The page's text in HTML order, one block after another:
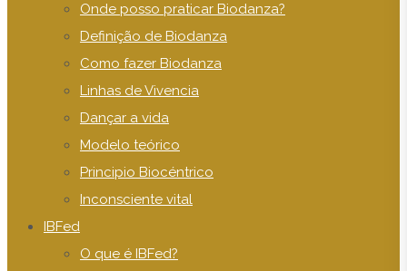
para
fechar
o
painel
pesquisa.
Onde posso praticar Biodanza?
Definição de Biodanza
Como fazer Biodanza
Linhas de Vivencia
Dançar a vida
Modelo teórico
Principio Biocéntrico
Inconsciente vital
IBFed
O que é IBFed?